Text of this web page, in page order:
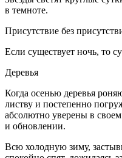
в темноте.
Присутствие без
Если существует ночь, то
Деревья
Когда осенью деревья
листву и постепенно
абсолютно уверены в
и обновлении.
Всю холодную зиму,